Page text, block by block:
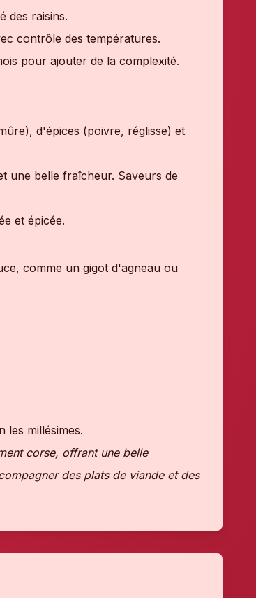
des raisins.
contrôle des températures.
pour ajouter de la complexité.
d'épices (poivre, réglisse) et
une belle fraîcheur. Saveurs de
et épicée.
comme un gigot d'agneau ou
les millésimes.
corse, offrant une belle
des plats de viande et des